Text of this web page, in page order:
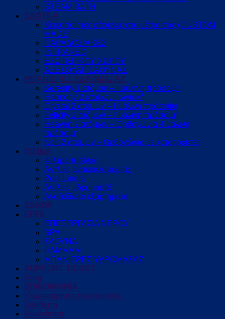
STEAM BATH
ΣΑΟΥΝΑ
Χειροποίητες σάουνες στα μέτρα σας (CUSTOM
MADE)
ΠΑΡΑΔΟΣΙΑΚΕΣ
INFRARED
ΕΞΩΤΕΡΙΚΟΥ ΧΩΡΟΥ
ΑΞΕΣΟΥΑΡ ΣΑΟΥΝΑΣ
ΜΠΑΝΙΕΡΕΣ ΥΔΡΟΜΑΣΑΖ
Serenity 1 ατόμου – Γυάλινη πρόσοψη
Harmony 2 ατόμων Γωνιακή
Crystal 2 ατόμων – Γυάλινη πρόσοψη
Felicity 2 ατόμων – Γυάλινη πρόσοψη
Heaven 2 ατόμων – Ορθογώνια -Γυάλινη
πρόσοψη
Noir 2 ατόμων – Ορθογώνια με καταρράκτες
ΠΙΣΙΝΑ
Φίλτρα πισίνας
Αντλίες ανακυκλοφορίας
Pool Liners
Αντλίες υδρομασάζ
Ανοξείδωτα εξαρτήματα
ESHOP
ΕΡΓΑ
ΕΠΕΞΕΡΓΑΣΙΑ ΝΕΡΟΥ
SPA
ΣΑΟΥΝΑ
HAMMAM
ΜΠΑΝΙΕΡΕΣ ΥΔΡΟΜΑΣΑΖ
SUPPORT TICKET
Blog
ΕΠΙΚΟΙΝΩΝΙΑ
Καλοκαιρινές προσφορές
Σύνδεση
Newsletter